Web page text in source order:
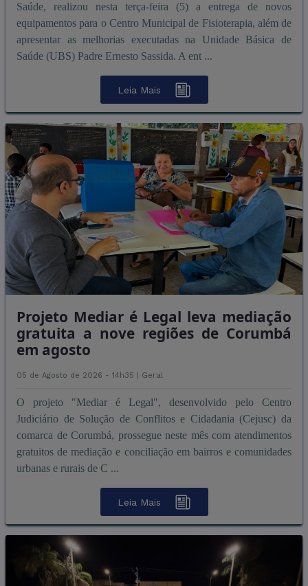
Saúde, realizou nesta terça-feira (5) a entrega de novos
equipamentos para o Centro Municipal de Fisioterapia, além de
apresentar as melhorias executadas na Unidade Básica de
Saúde (UBS) Padre Ernesto Sassida. A ent ...
Leia Mais
Projeto Mediar é Legal leva mediação
gratuita a nove regiões de Corumbá
em agosto
05 de Agosto de 2026 - 14h35 | Geral
O projeto "Mediar é Legal", desenvolvido pelo Centro
Judiciário de Solução de Conflitos e Cidadania (Cejusc) da
comarca de Corumbá, prossegue neste mês com atendimentos
gratuitos de mediação e conciliação em bairros e comunidades
urbanas e rurais de C ...
Leia Mais